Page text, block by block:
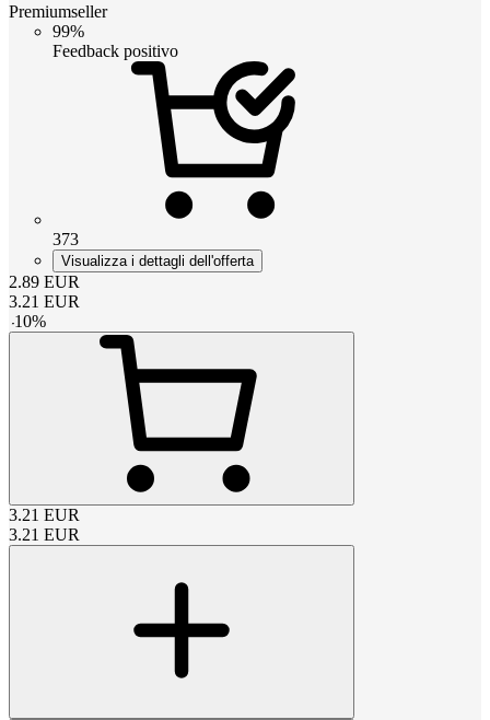
Premiumseller
99%
Feedback positivo
373
Visualizza i dettagli dell'offerta
2.89 EUR
3.21 EUR
-10%
3.21 EUR
3.21 EUR